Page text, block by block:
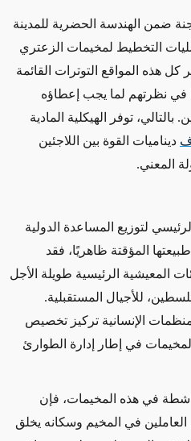
ضمن الهندسة الحضرية للمدينة
التخطيط لمخيمات الزعتري
كل هذه المواقع التوترات القائمة
في نظرتهم لما يجب إعطاؤه
بالتالي، توفر الهيكلية المادية
ديناميات القوة بين اللاجئين
المعني.
لتوزيع المساعدة الدولية
المؤقتة ظاهريًا، فقد
المعيشية الرئيسية طويلة الأجل
للأجيال المستقبلية.
الإنسانية تركيز تخصيص
في إطار إدارة الطوارئ
في هذه المخيمات، فإن
العاملين في المخيم وسكانه يخلق